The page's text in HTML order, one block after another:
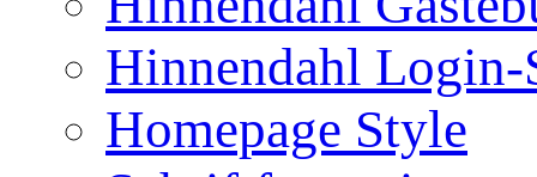
Hinnendahl Login-
Homepage Style